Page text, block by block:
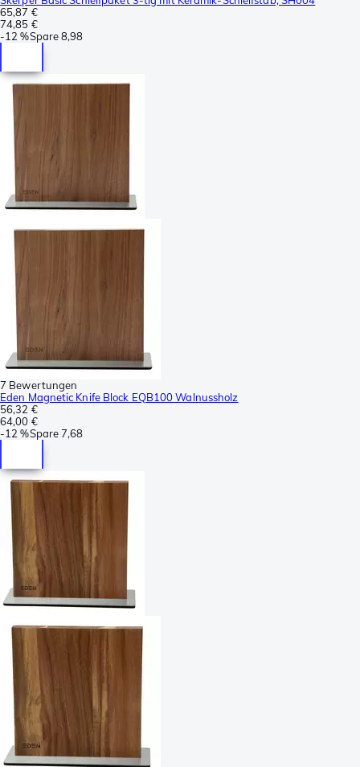
65,87 €
74,85 €
-12 %Spare8,98
7 Bewertungen
Eden Magnetic Knife Block EQB100 Walnussholz
56,32 €
64,00 €
-12 %Spare7,68